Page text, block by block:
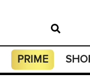
PRIME